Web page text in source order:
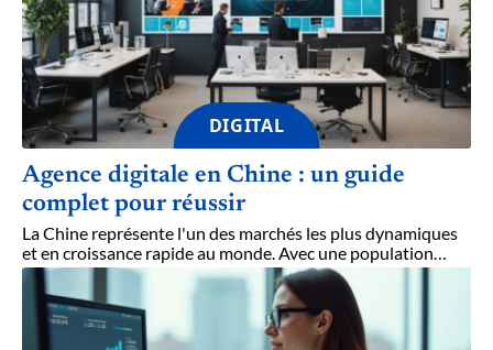
DIGITAL
Agence digitale en Chine : un guide
complet pour réussir
La Chine représente l'un des marchés les plus dynamiques
et en croissance rapide au monde. Avec une population…